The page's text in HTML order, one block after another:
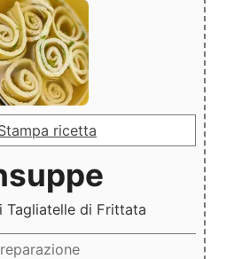
ricetta
Tagliatelle di Frittata